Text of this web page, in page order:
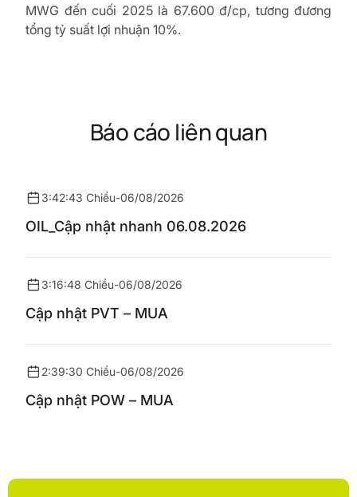
MWG đến cuối 2025 là 67.600 đ/cp, tương đương
tổng tỷ suất lợi nhuận 10%.
Báo cáo liên quan
3:42:43 Chiều-06/08/2026
OIL_Cập nhật nhanh 06.08.2026
3:16:48 Chiều-06/08/2026
Cập nhật PVT – MUA
2:39:30 Chiều-06/08/2026
Cập nhật POW – MUA